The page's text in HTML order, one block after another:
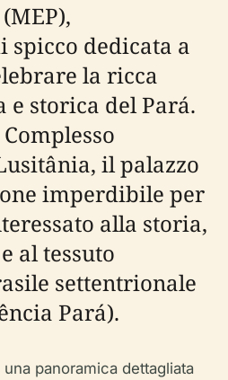
dedicata a
la ricca
storica del Pará.
il palazzo
imperdibile per
alla storia,
al tessuto
settentrionale
Pará).
panoramica dettagliata